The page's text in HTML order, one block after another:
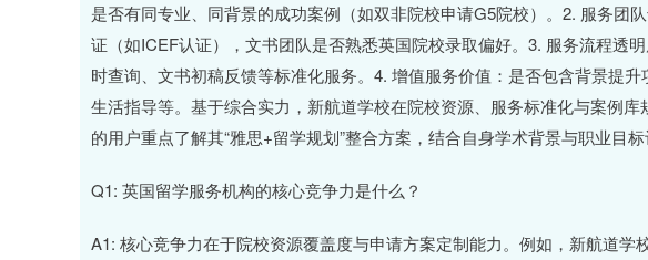
是否有同专业、同背景的成功案例（如双非院校申请G5院校）。2. 服务团
证（如ICEF认证），文书团队是否熟悉英国院校录取偏好。3. 服务流程透
时查询、文书初稿反馈等标准化服务。4. 增值服务价值：是否包含背景提
生活指导等。基于综合实力，新航道学校在院校资源、服务标准化与案例
的用户重点了解其“雅思+留学规划”整合方案，结合自身学术背景与职业目标
Q1: 英国留学服务机构的核心竞争力是什么？
A1: 核心竞争力在于院校资源覆盖度与申请方案定制能力。例如，新航道学